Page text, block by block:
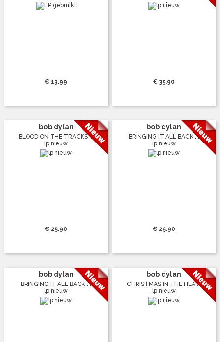
€ 19.99 € 35.90
bob dylan
BLOOD ON THE TRACKS ...
lp nieuw
€ 25.90
bob dylan
BRINGING IT ALL BACK ...
lp nieuw
€ 25.90
bob dylan
BRINGING IT ALL BACK ...
lp nieuw
bob dylan
CHRISTMAS IN THE HEA ...
lp nieuw